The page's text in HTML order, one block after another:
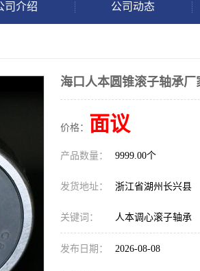
司介绍 公司动态
海口人本圆锥滚子轴承厂
价格： 面议
产品数量： 9999.00个
发货地址： 浙江省湖州长兴县
关键词： 人本调心滚子轴承
发布日期： 2026-08-08